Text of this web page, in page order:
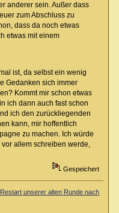
anderer sein. Außer dass
zum Abschluss zu
dass da noch etwas
etwas mit einem
ist, da selbst ein wenig
Gedanken sich immer
Kommt mir schon etwas
ich dann auch fast schon
ich den zurückliegenden
kann, mir hoffentlich
zu machen. Ich würde
allem schreiben werde,
Gespeichert
unserer alten Runde nach